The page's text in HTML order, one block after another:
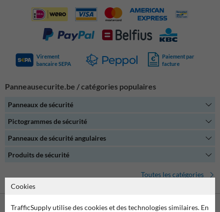
commerciaux. Grâce à notre savoir-faire et à notre service de
fabrication sur mesure, vous pouvezpersonnaliser vos panneaux
selon vos besoins (texte, format, matériau, pictogramme).
Virement
bancaire SEPA
Paiement par
facture
Panneausecurite.be / catégories populaires
Panneaux de sécurité
Pictogrammes de sécurité
Panneaux de sécurité angulaires
Produits de sécurité
Toutes les catégories
Cookies
TrafficSupply utilise des cookies et des technologies similaires. En